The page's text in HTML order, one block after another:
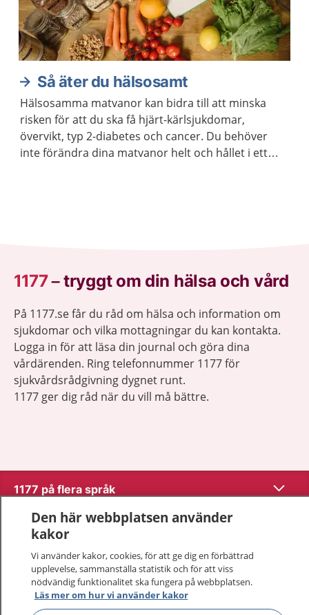
Så äter du hälsosamt
Hälsosamma matvanor kan bidra till att minska
risken för att du ska få hjärt-kärlsjukdomar,
övervikt, typ 2-diabetes och cancer. Du behöver
inte förändra dina matvanor helt och hållet i ett
1177–tryggt om din hälsa och vård
På 1177.se får du råd om hälsa och information om
sjukdomar och vilka mottagningar du kan kontakta.
Logga in för att läsa din journal och göra dina
vårdärenden. Ring telefonnummer 1177 för
sjukvårdsrådgivning dygnet runt.
1177 ger dig råd när du vill må bättre.
1177 på flera språk Visa
Om 1177
Kontakt
Den här webbplatsen använder
kakor
Vi använder kakor, cookies, för att ge dig en förbättrad
upplevelse, sammanställa statistik och för att viss
nödvändig funktionalitet ska fungera på webbplatsen.
Läs mer om hur vi använder kakor